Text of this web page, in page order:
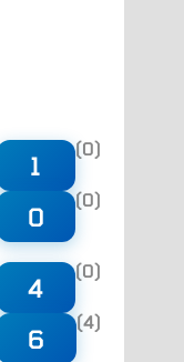
1
(0)
0
(0)
4
(0)
6
(4)